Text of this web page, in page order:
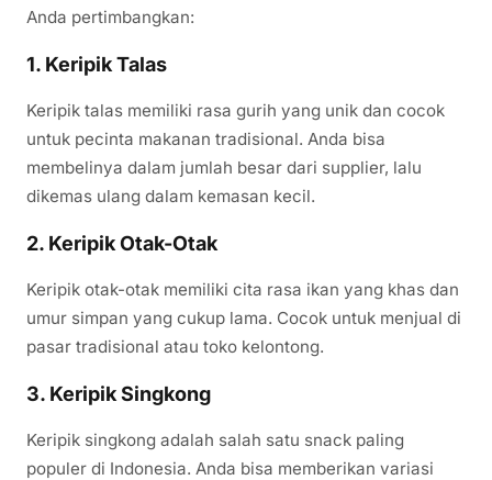
Anda pertimbangkan:
1. Keripik Talas
Keripik talas memiliki rasa gurih yang unik dan cocok
untuk pecinta makanan tradisional. Anda bisa
membelinya dalam jumlah besar dari supplier, lalu
dikemas ulang dalam kemasan kecil.
2. Keripik Otak-Otak
Keripik otak-otak memiliki cita rasa ikan yang khas dan
umur simpan yang cukup lama. Cocok untuk menjual di
pasar tradisional atau toko kelontong.
3. Keripik Singkong
Keripik singkong adalah salah satu snack paling
populer di Indonesia. Anda bisa memberikan variasi